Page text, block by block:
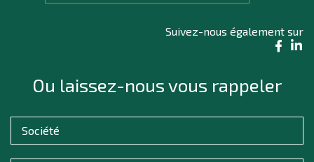
Suivez-nous également sur
Ou laissez-nous vous rappeler